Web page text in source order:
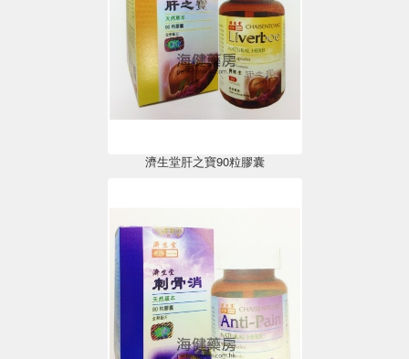
濟生堂肝之寶90粒膠囊